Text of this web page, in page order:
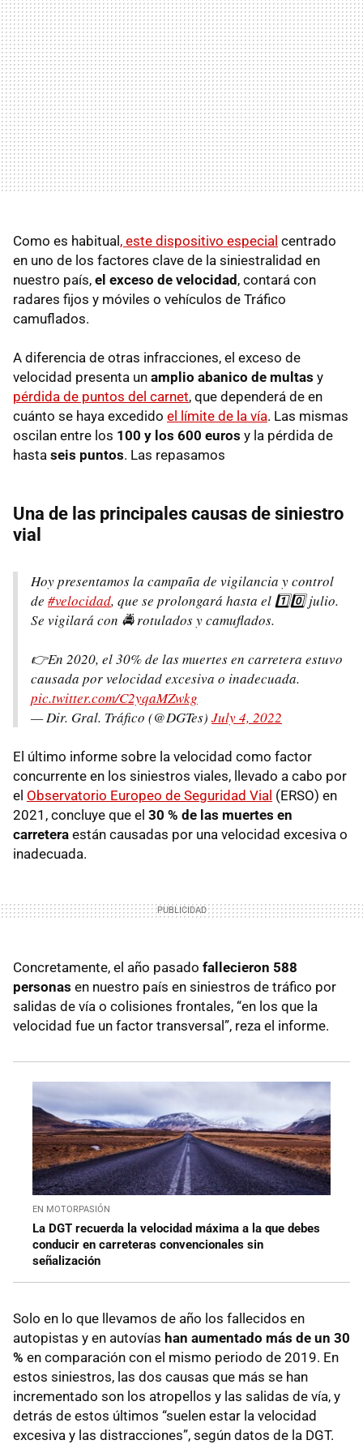
Como es habitual, este dispositivo especial centrado
en uno de los factores clave de la siniestralidad en
nuestro país, el exceso de velocidad, contará con
radares fijos y móviles o vehículos de Tráfico
camuflados.
A diferencia de otras infracciones, el exceso de
velocidad presenta un amplio abanico de multas y
pérdida de puntos del carnet, que dependerá de en
cuánto se haya excedido el límite de la vía. Las mismas
oscilan entre los 100 y los 600 euros y la pérdida de
hasta seis puntos. Las repasamos
Una de las principales causas de siniestro
vial
Hoy presentamos la campaña de vigilancia y control
de #velocidad, que se prolongará hasta el 1️⃣0️⃣ julio.
Se vigilará con 🚔 rotulados y camuflados.
👉En 2020, el 30% de las muertes en carretera estuvo
causada por velocidad excesiva o inadecuada.
pic.twitter.com/C2yqaMZwkg
— Dir. Gral. Tráfico (@DGTes) July 4, 2022
El último informe sobre la velocidad como factor
concurrente en los siniestros viales, llevado a cabo por
el Observatorio Europeo de Seguridad Vial (ERSO) en
2021, concluye que el 30 % de las muertes en
carretera están causadas por una velocidad excesiva o
inadecuada.
Concretamente, el año pasado fallecieron 588
personas en nuestro país en siniestros de tráfico por
salidas de vía o colisiones frontales, “en los que la
velocidad fue un factor transversal”, reza el informe.
EN MOTORPASIÓN
La DGT recuerda la velocidad máxima a la que debes
conducir en carreteras convencionales sin
señalización
Solo en lo que llevamos de año los fallecidos en
autopistas y en autovías han aumentado más de un 30
% en comparación con el mismo periodo de 2019. En
estos siniestros, las dos causas que más se han
incrementado son los atropellos y las salidas de vía, y
detrás de estos últimos “suelen estar la velocidad
excesiva y las distracciones”, según datos de la DGT.